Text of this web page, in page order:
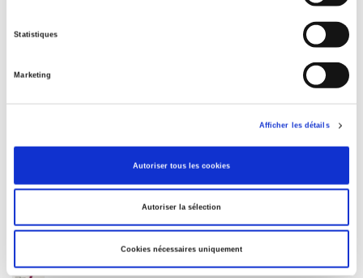
Statistiques
Marketing
Afficher les détails
Autoriser tous les cookies
Autoriser la sélection
Cookies nécessaires uniquement
Regards croisés sur les pratiques culturelles, 20 ans
Culture en régime numérique